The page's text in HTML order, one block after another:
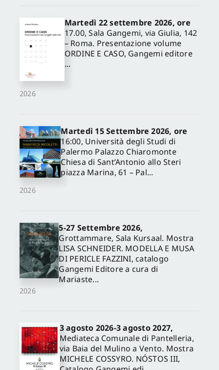
2026
Martedì 22 settembre 2026, ore
17.00, Sala Gangemi, via Giulia, 142
– Roma. Presentazione volume
ORDINE E CASO, Gangemi editore
...
2026
Martedì 15 Settembre 2026, ore
16:00, Università degli Studi di
Palermo Palazzo Chiaromonte
Chiesa di Sant’Antonio allo Steri
piazza Marina, 61 – Pal...
2026
5-27 Settembre 2026,
Grottammare, Sala Kursaal. Mostra
LISA SCHNEIDER. MODELLA E MUSA
DI PERICLE FAZZINI, catalogo
Gangemi Editore a cura di
Mariaste...
3 agosto 2026-3 agosto 2027,
Mediateca Comunale di Pantelleria,
via Baia del Mulino a Vento. Mostra
MICHELE COSSYRO. NÓSTOS III,